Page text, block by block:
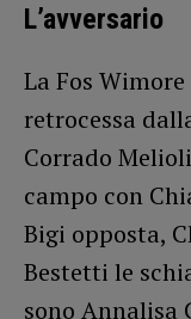
L’avversario
La Fos
retrocessa
Corrado
campo con
Bigi opposta,
Bestetti le
sono Annalisa